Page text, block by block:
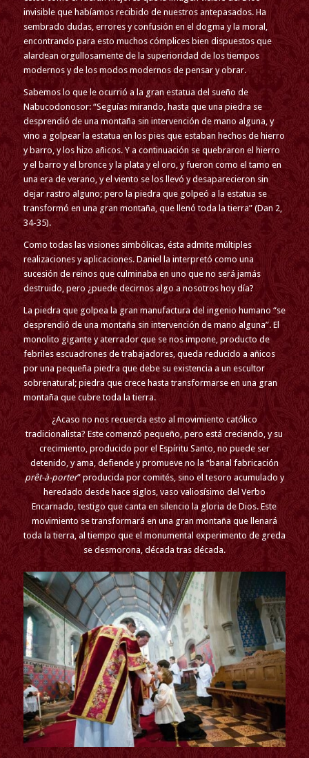
invisible que habíamos recibido de nuestros antepasados. Ha
sembrado dudas, errores y confusión en el dogma y la moral,
encontrando para esto muchos cómplices bien dispuestos que
alardean orgullosamente de la superioridad de los tiempos
modernos y de los modos modernos de pensar y obrar.
Sabemos lo que le ocurrió a la gran estatua del sueño de
Nabucodonosor: “Seguías mirando, hasta que una piedra se
desprendió de una montaña sin intervención de mano alguna, y
vino a golpear la estatua en los pies que estaban hechos de hierro
y barro, y los hizo añicos. Y a continuación se quebraron el hierro
y el barro y el bronce y la plata y el oro, y fueron como el tamo en
una era de verano, y el viento se los llevó y desaparecieron sin
dejar rastro alguno; pero la piedra que golpeó a la estatua se
transformó en una gran montaña, que llenó toda la tierra” (Dan 2,
34-35).
Como todas las visiones simbólicas, ésta admite múltiples
realizaciones y aplicaciones. Daniel la interpretó como una
sucesión de reinos que culminaba en uno que no será jamás
destruido, pero ¿puede decirnos algo a nosotros hoy día?
La piedra que golpea la gran manufactura del ingenio humano “se
desprendió de una montaña sin intervención de mano alguna”. El
monolito gigante y aterrador que se nos impone, producto de
febriles escuadrones de trabajadores, queda reducido a añicos
por una pequeña piedra que debe su existencia a un escultor
sobrenatural; piedra que crece hasta transformarse en una gran
montaña que cubre toda la tierra.
¿Acaso no nos recuerda esto al movimiento católico
tradicionalista? Este comenzó pequeño, pero está creciendo, y su
crecimiento, producido por el Espíritu Santo, no puede ser
detenido, y ama, defiende y promueve no la “banal fabricación
prêt-à-porter” producida por comités, sino el tesoro acumulado y
heredado desde hace siglos, vaso valiosísimo del Verbo
Encarnado, testigo que canta en silencio la gloria de Dios. Este
movimiento se transformará en una gran montaña que llenará
toda la tierra, al tiempo que el monumental experimento de greda
se desmorona, década tras década.